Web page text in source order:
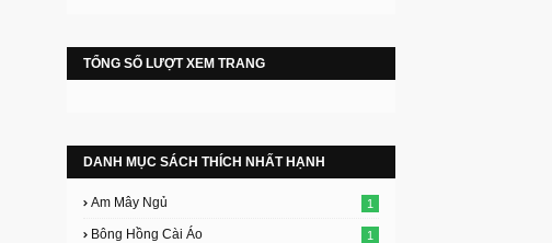
TỔNG SỐ LƯỢT XEM TRANG
DANH MỤC SÁCH THÍCH NHẤT HẠNH
Am Mây Ngủ 1
Bông Hồng Cài Áo 1